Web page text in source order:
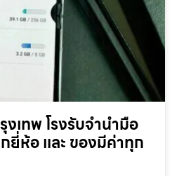
เทพ โรงรับจำนำมือ
ยี่ห้อ และ ของมีค่าทุก